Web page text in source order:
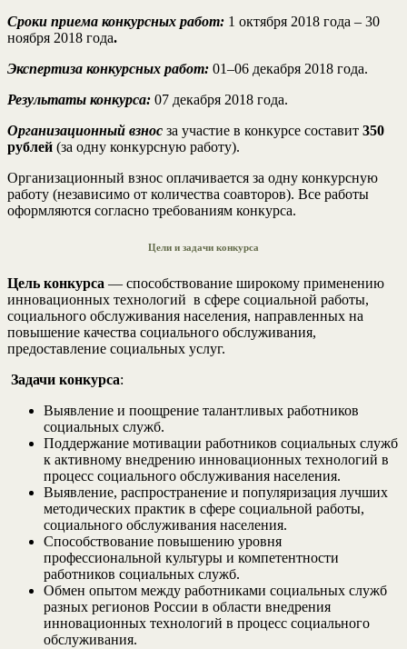
Сроки приема конкурсных работ: 1 октября 2018 года – 30
ноября 2018 года.
Экспертиза конкурсных работ: 01–06 декабря 2018 года.
Результаты конкурса: 07 декабря 2018 года.
Организационный взнос за участие в конкурсе составит 350
рублей (за одну конкурсную работу).
Организационный взнос оплачивается за одну конкурсную
работу (независимо от количества соавторов). Все работы
оформляются согласно требованиям конкурса.
Цели и задачи конкурса
Цель конкурса — способствование широкому применению
инновационных технологий в сфере социальной работы,
социального обслуживания населения, направленных на
повышение качества социального обслуживания,
предоставление социальных услуг.
Задачи конкурса:
Выявление и поощрение талантливых работников
социальных служб.
Поддержание мотивации работников социальных служб
к активному внедрению инновационных технологий в
процесс социального обслуживания населения.
Выявление, распространение и популяризация лучших
методических практик в сфере социальной работы,
социального обслуживания населения.
Способствование повышению уровня
профессиональной культуры и компетентности
работников социальных служб.
Обмен опытом между работниками социальных служб
разных регионов России в области внедрения
инновационных технологий в процесс социального
обслуживания.